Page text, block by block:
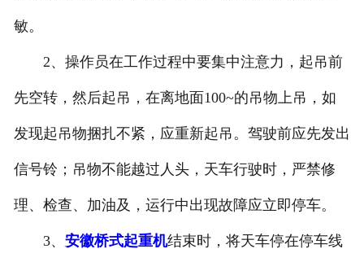
敏。
2、操作员在工作过程中要集中注意力，起吊前
先空转，然后起吊，在离地面100~的吊物上吊，如
发现起吊物捆扎不紧，应重新起吊。驾驶前应先发出
信号铃；吊物不能越过人头，天车行驶时，严禁修
理、检查、加油及，运行中出现故障应立即停车。
3、 安徽桥式起重机结束时，将天车停在停车线